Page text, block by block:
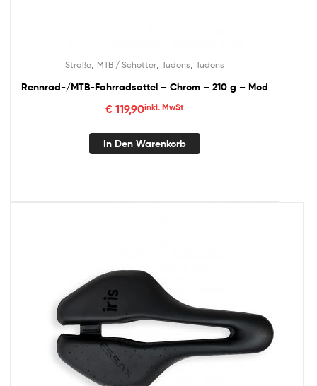
Straße MTB / Schotter Tudons Tudons
Rennrad-/MTB-Fahrradsattel – Chrom – 210 g – Mod
€ 119,90inkl. MwSt
In Den Warenkorb